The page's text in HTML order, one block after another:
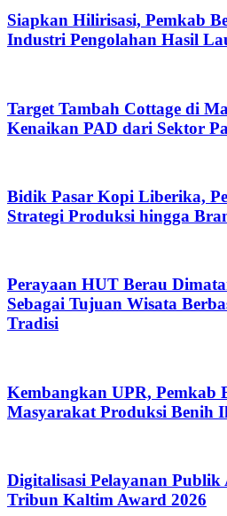
Siapkan Hilirisasi, Pemkab
Industri Pengolahan Hasil
Target Tambah Cottage di
Kenaikan PAD dari Sektor
Bidik Pasar Kopi Liberika,
Strategi Produksi hingga
Perayaan HUT Berau
Sebagai Tujuan Wisata
Tradisi
Kembangkan UPR, Pemkab
Masyarakat Produksi Benih
Digitalisasi Pelayanan
Tribun Kaltim Award 2026